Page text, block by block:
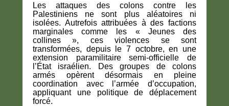
Les attaques des colons contre les
Palestiniens ne sont plus aléatoires ni
isolées. Autrefois attribuées à des factions
marginales comme les « Jeunes des
collines », ces violences se sont
transformées, depuis le 7 octobre, en une
extension paramilitaire semi-officielle de
l’État israélien. Des groupes de colons
armés opèrent désormais en pleine
coordination avec l’armée d’occupation,
appliquant une politique de déplacement
forcé.